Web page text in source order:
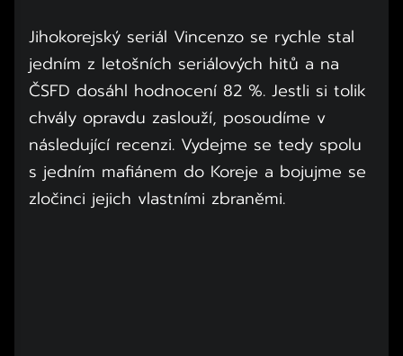
Jihokorejský seriál Vincenzo se rychle stal
jedním z letošních seriálových hitů a na
ČSFD dosáhl hodnocení 82 %. Jestli si tolik
chvály opravdu zaslouží, posoudíme v
následující recenzi. Vydejme se tedy spolu
s jedním mafiánem do Koreje a bojujme se
zločinci jejich vlastními zbraněmi.